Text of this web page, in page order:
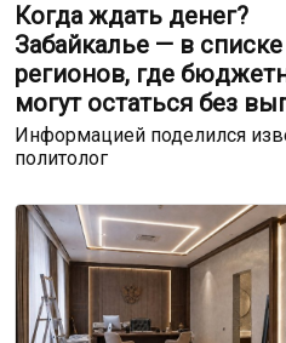
Когда ждать денег?
Забайкалье — в списке
регионов, где
могут остаться без
Информацией поделился
политолог